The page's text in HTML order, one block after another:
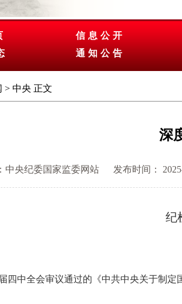
信息公开
通知公告
> 中央 正文
深
中央纪委国家监委网站 发布时间：
纪
中全会审议通过的《中共中央关于制定